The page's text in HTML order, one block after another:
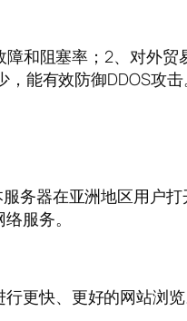
障和阻塞率；2、对外贸
能有效防御DDOS攻击
务器在亚洲地区用户打
服务。
更快、更好的网站浏览